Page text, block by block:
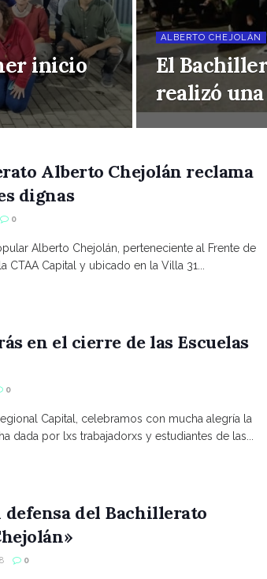
inicio
ALBERTO CHEJOLÁN
El
realizó
Alberto Chejolán reclama
dignas
0
Alberto Chejolán, perteneciente al Frente de
CTAA Capital y ubicado en la Villa 31...
en el cierre de las Escuelas
0
Capital, celebramos con mucha alegría la
dada por lxs trabajadorxs y estudiantes de las...
defensa del Bachillerato
0